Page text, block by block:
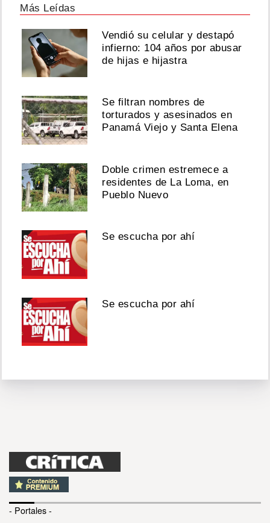
Más Leídas
Vendió su celular y destapó
infierno: 104 años por abusar
de hijas e hijastra
Se filtran nombres de
torturados y asesinados en
Panamá Viejo y Santa Elena
Doble crimen estremece a
residentes de La Loma, en
Pueblo Nuevo
Se escucha por ahí
Se escucha por ahí
- Portales -